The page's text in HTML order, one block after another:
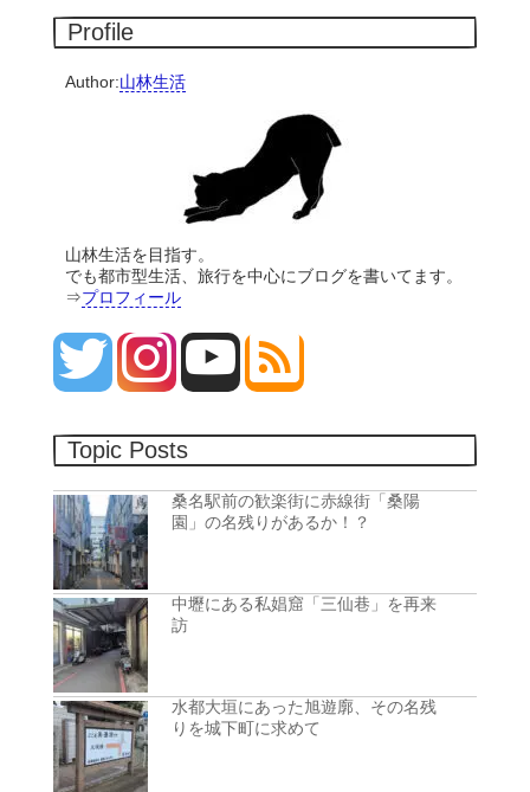
Profile
Author:山林生活
山林生活を目指す。
でも都市型生活、旅行を中心にブログを書いてます。
⇒プロフィール
Topic Posts
桑名駅前の歓楽街に赤線街「桑陽
園」の名残りがあるか！？
中壢にある私娼窟「三仙巷」を再来
訪
水都大垣にあった旭遊廓、その名残
りを城下町に求めて